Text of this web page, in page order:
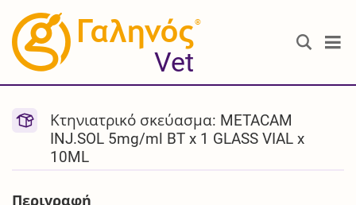
®
Vet
Κτηνιατρικό σκεύασμα: METACAM
INJ.SOL 5mg/ml BT x 1 GLASS VIAL x
10ML
Περιγραφή